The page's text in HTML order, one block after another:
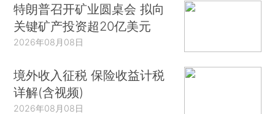
特朗普召开矿业圆桌会 拟向
关键矿产投资超20亿美元
2026年08月08日
境外收入征税 保险收益计税
详解(含视频)
2026年08月08日